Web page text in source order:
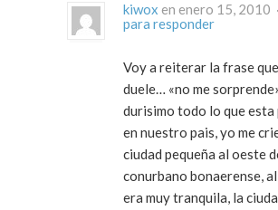
kiwox en enero 15, 2010 ·
para responder
Voy a reiterar la frase
duele… «no me
durisimo todo lo que esta
en nuestro pais, yo me
ciudad pequeña al oeste
conurbano bonaerense,
era muy tranquila, la